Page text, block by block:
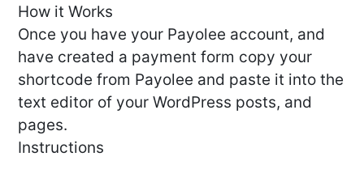
How it Works
Once you have your Payolee account, and
have created a payment form copy your
shortcode from Payolee and paste it into the
text editor of your WordPress posts, and
pages.
Instructions